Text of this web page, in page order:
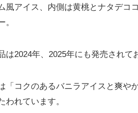
風アイス、内側は黄桃とナタデコ
。
2024年、2025年にも発売されて
「コクのあるバニラアイスと爽や
われています。